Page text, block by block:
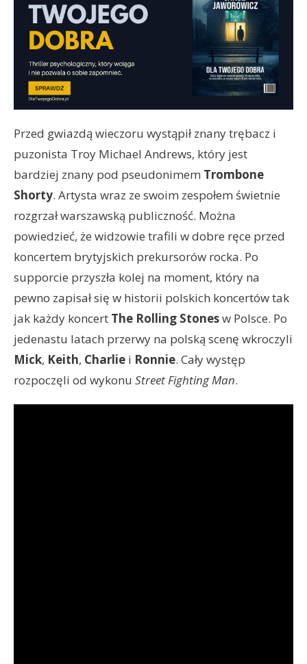
Przed gwiazdą wieczoru wystąpił znany trębacz i
puzonista Troy Michael Andrews, który jest
bardziej znany pod pseudonimem Trombone
Shorty. Artysta wraz ze swoim zespołem świetnie
rozgrzał warszawską publiczność. Można
powiedzieć, że widzowie trafili w dobre ręce przed
koncertem brytyjskich prekursorów rocka. Po
supporcie przyszła kolej na moment, który na
pewno zapisał się w historii polskich koncertów tak
jak każdy koncert The Rolling Stonesw Polsce. Po
jedenastu latach przerwy na polską scenę wkroczyli
Mick, Keith, Charlie i Ronnie. Cały występ
rozpoczęli od wykonu Street Fighting Man.